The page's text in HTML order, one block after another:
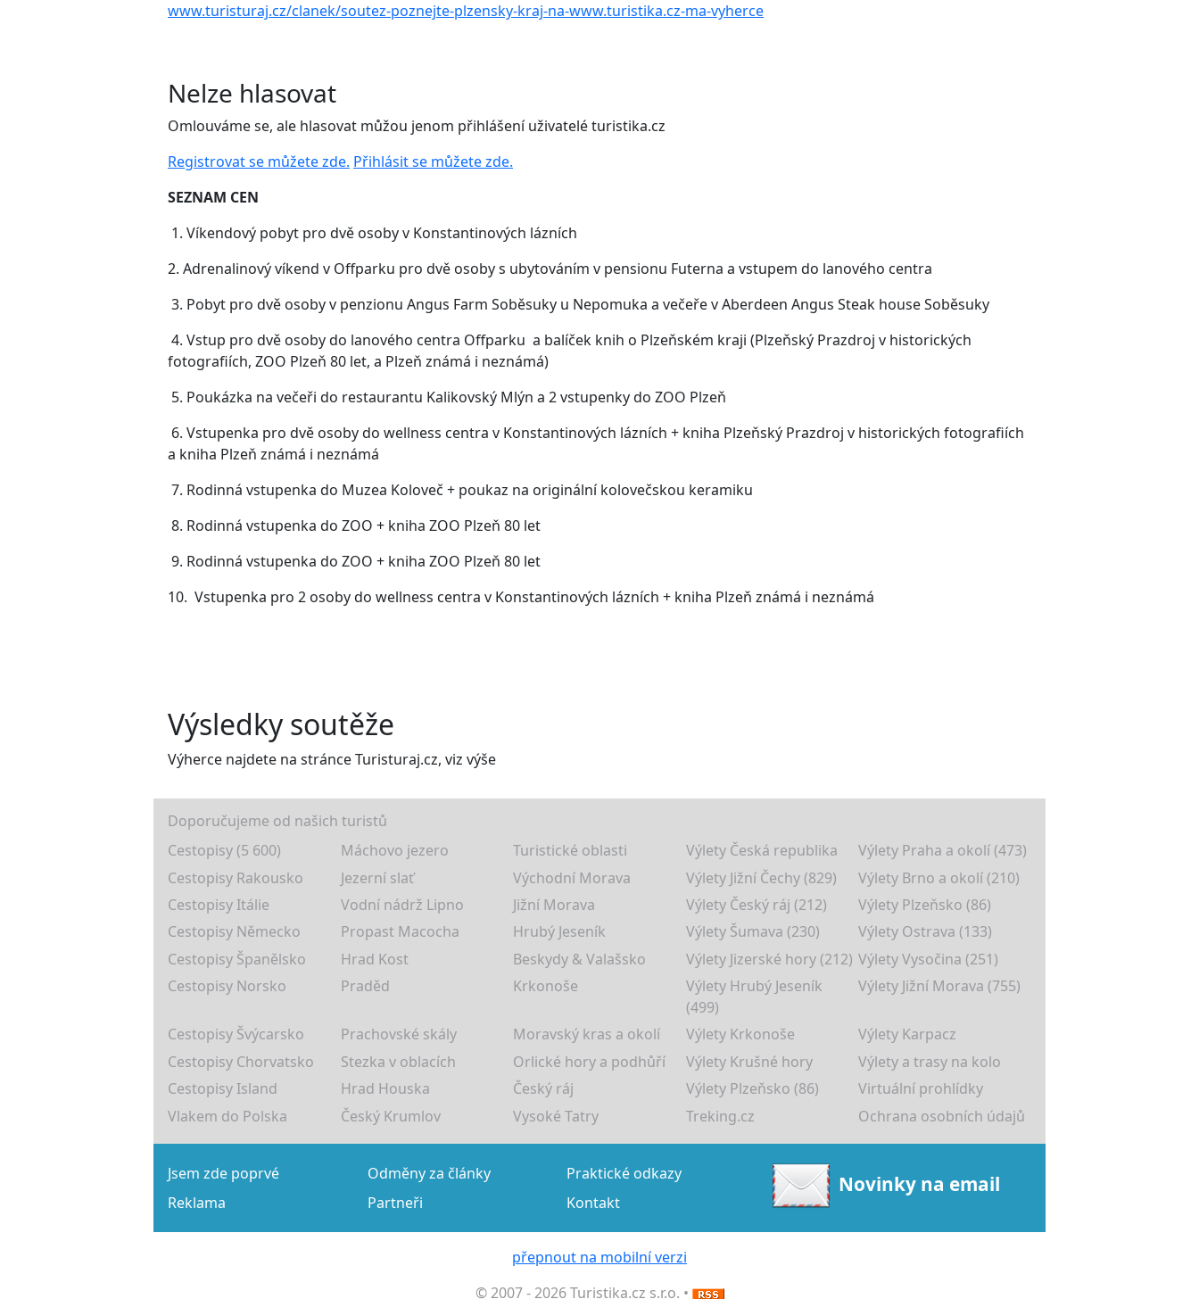
www.turisturaj.cz/clanek/soutez-poznejte-plzensky-kraj-na-www.turistika.cz-ma-vyherce
Nelze hlasovat
Omlouváme se, ale hlasovat můžou jenom přihlášení uživatelé turistika.cz
Registrovat se můžete zde. Přihlásit se můžete zde.
SEZNAM CEN
1. Víkendový pobyt pro dvě osoby v Konstantinových lázních
2. Adrenalinový víkend v Offparku pro dvě osoby s ubytováním v pensionu Futerna a vstupem do lanového centra
3. Pobyt pro dvě osoby v penzionu Angus Farm Soběsuky u Nepomuka a večeře v Aberdeen Angus Steak house Soběsuky
4. Vstup pro dvě osoby do lanového centra Offparku a balíček knih o Plzeňském kraji (Plzeňský Prazdroj v historických
fotografiích, ZOO Plzeň 80 let, a Plzeň známá i neznámá)
5. Poukázka na večeři do restaurantu Kalikovský Mlýn a 2 vstupenky do ZOO Plzeň
6. Vstupenka pro dvě osoby do wellness centra v Konstantinových lázních + kniha Plzeňský Prazdroj v historických fotografiích
a kniha Plzeň známá i neznámá
7. Rodinná vstupenka do Muzea Koloveč + poukaz na originální kolovečskou keramiku
8. Rodinná vstupenka do ZOO + kniha ZOO Plzeň 80 let
9. Rodinná vstupenka do ZOO + kniha ZOO Plzeň 80 let
10. Vstupenka pro 2 osoby do wellness centra v Konstantinových lázních + kniha Plzeň známá i neznámá
Výsledky soutěže
Výherce najdete na stránce Turisturaj.cz, viz výše
Doporučujeme od našich turistů
Cestopisy (5 600)
Máchovo jezero Turistické oblasti Výlety Česká republika
Výlety Praha a okolí (473)
Cestopisy Rakousko
Jezerní slať Východní Morava Výlety Jižní Čechy (829)
Výlety Brno a okolí (210)
Cestopisy Itálie
Vodní nádrž Lipno Jižní Morava Výlety Český ráj (212)
Výlety Plzeňsko (86)
Cestopisy Německo
Propast Macocha Hrubý Jeseník Výlety Šumava (230)
Výlety Ostrava (133)
Cestopisy Španělsko
Hrad Kost Beskydy & Valašsko Výlety Jizerské hory (212) Výlety Vysočina (251)
Cestopisy Norsko
Praděd Krkonoše
Výlety Hrubý Jeseník
(499)
Výlety Jižní Morava (755)
Cestopisy Švýcarsko Prachovské skály Moravský kras a okolí Výlety Krkonoše
Výlety Karpacz
Cestopisy Chorvatsko
Stezka v oblacích Orlické hory a podhůří Výlety Krušné hory
Výlety a trasy na kolo
Cestopisy Island
Hrad Houska Český ráj Výlety Plzeňsko (86)
Virtuální prohlídky
Vlakem do Polska
Český Krumlov Vysoké Tatry Treking.cz Ochrana osobních údajů
Jsem zde poprvé Odměny za články
Praktické odkazy
Reklama
Partneři Kontakt
Novinky na email
přepnout na mobilní verzi
© 2007 - 2026 Turistika.cz s.r.o. •